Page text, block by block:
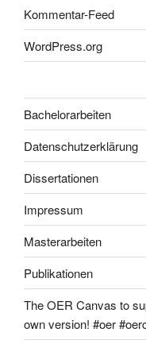
Kommentar-Feed
WordPress.org
Bachelorarbeiten
Datenschutzerklärung
Dissertationen
Impressum
Masterarbeiten
Publikationen
The OER Canvas to
own version! #oer